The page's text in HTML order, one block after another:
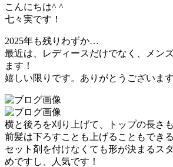
こんにちは^ ^
七々実です！
2025年も残りわずか…
最近は、レディースだけでなく、メン
ます！
嬉しい限りです。ありがとうございます
横と後ろを刈り上げて、トップの長さも
前髪は下ろすことも上げることもできる
セット剤を付けなくても形が決まるス
めですし、人気です！